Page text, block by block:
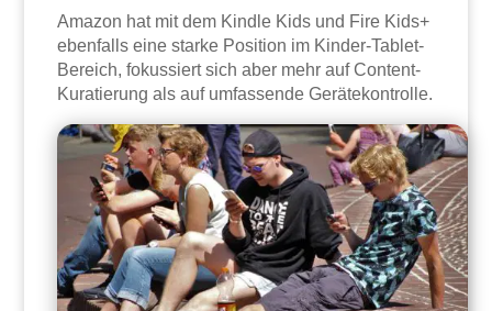
Amazon hat mit dem Kindle Kids und Fire Kids+
ebenfalls eine starke Position im Kinder-Tablet-
Bereich, fokussiert sich aber mehr auf Content-
Kuratierung als auf umfassende Gerätekontrolle.